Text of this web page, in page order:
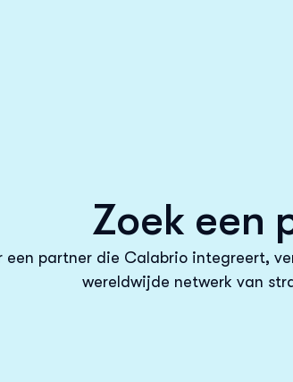
Zoek een
een partner die Calabrio integreert,
wereldwijde netwerk van